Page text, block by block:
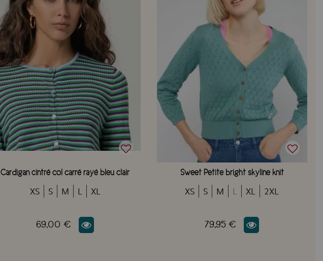
Cardigan cintré col carré rayé bleu clair
XS S M L XL
69,00 €
Sweet Petite bright skyline knit
XS S M L XL 2XL
79,95 €